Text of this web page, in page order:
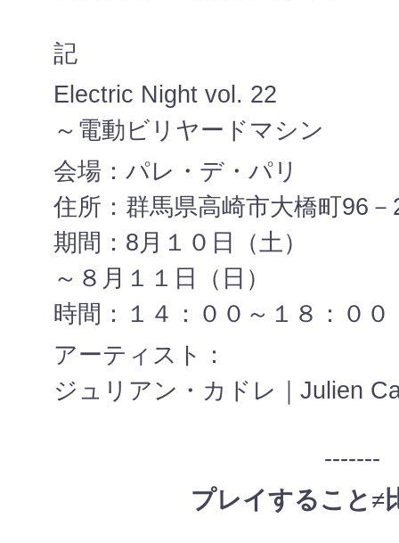
記
Electric Night vol. 22
～電動ビリヤードマシン
会場：パレ・デ・パリ
住所：群馬県高崎市大橋町96－
期間：8月１０日（土）
～８月１１日（日）
時間：１４：００～１８：００
アーティスト：
ジュリアン・カドレ｜Julien
-------
プレイすること≠